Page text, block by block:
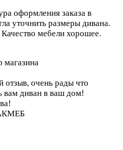
оформления заказа в
уточнить размеры дивана.
мебели хорошее.
магазина
отзыв, очень рады что
вам диван в ваш дом!